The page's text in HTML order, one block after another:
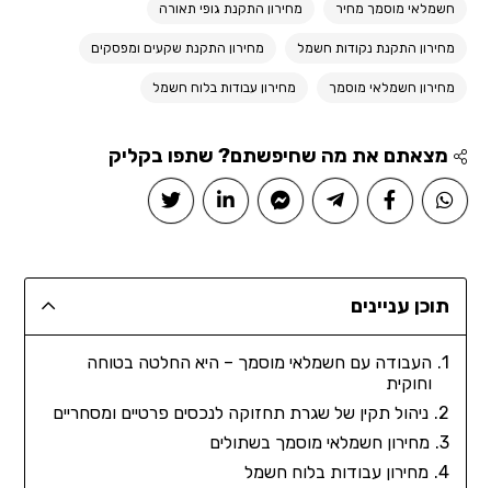
חשמלאי מוסמך מחיר מחירון התקנת גופי תאורה
מחירון התקנת נקודות חשמל מחירון התקנת שקעים ומפסקים
מחירון חשמלאי מוסמך מחירון עבודות בלוח חשמל
מצאתם את מה שחיפשתם? שתפו בקליק
תוכן עניינים
העבודה עם חשמלאי מוסמך – היא החלטה בטוחה
וחוקית
ניהול תקין של שגרת תחזוקה לנכסים פרטיים ומסחריים
מחירון חשמלאי מוסמך בשתולים
מחירון עבודות בלוח חשמל